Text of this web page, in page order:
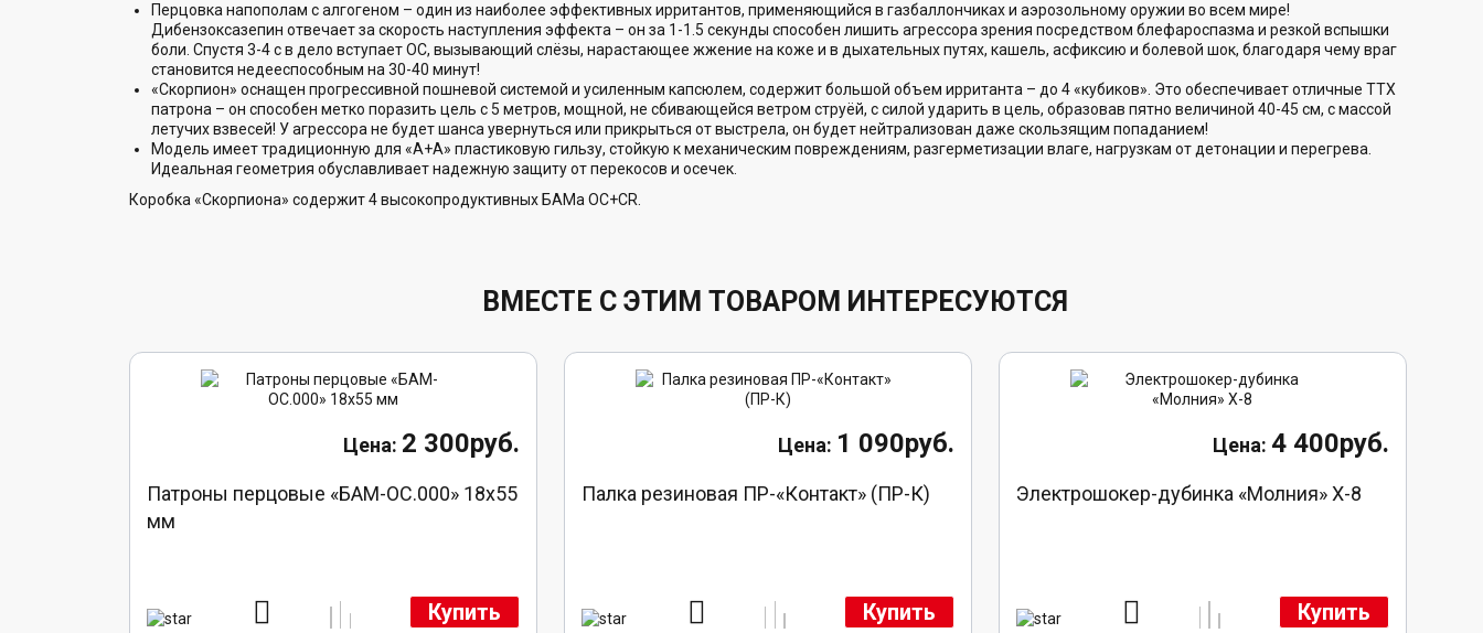
Перцовка напополам с алгогеном – один из наиболее эффективных ирритантов, применяющийся в газбаллончиках и аэрозольному оружии во всем мире!
Дибензоксазепин отвечает за скорость наступления эффекта – он за 1-1.5 секунды способен лишить агрессора зрения посредством блефароспазма и резкой вспышки
боли. Спустя 3-4 с в дело вступает ОС, вызывающий слёзы, нарастающее жжение на коже и в дыхательных путях, кашель, асфиксию и болевой шок, благодаря чему враг
становится недееспособным на 30-40 минут!
«Скорпион» оснащен прогрессивной пошневой системой и усиленным капсюлем, содержит большой объем ирританта – до 4 «кубиков». Это обеспечивает отличные ТТХ
патрона – он способен метко поразить цель с 5 метров, мощной, не сбивающейся ветром струёй, с силой ударить в цель, образовав пятно величиной 40-45 см, с массой
летучих взвесей! У агрессора не будет шанса увернуться или прикрыться от выстрела, он будет нейтрализован даже скользящим попаданием!
Модель имеет традиционную для «А+А» пластиковую гильзу, стойкую к механическим повреждениям, разгерметизации влаге, нагрузкам от детонации и перегрева.
Идеальная геометрия обуславливает надежную защиту от перекосов и осечек.
Коробка «Скорпиона» содержит 4 высокопродуктивных БАМа ОС+CR.
ВМЕСТЕ С ЭТИМ ТОВАРОМ ИНТЕРЕСУЮТСЯ
2 300руб.
Патроны перцовые «БАМ-ОС.000» 18х55
мм
Купить
1 090руб.
Палка резиновая ПР-«Контакт» (ПР-К)
Купить
4 400руб.
Электрошокер-дубинка «Молния» Х-8
Купить